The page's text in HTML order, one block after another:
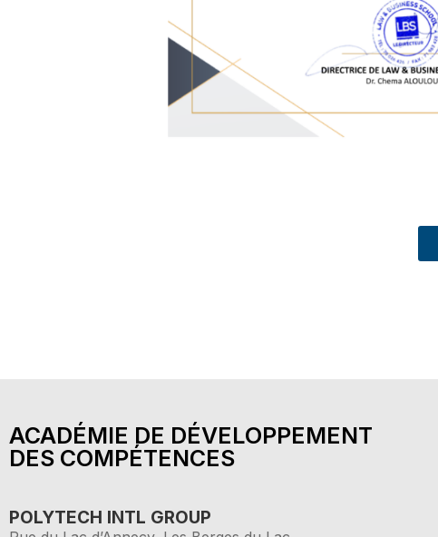
ACADÉMIE DE DÉVELOPPEMENT
DES COMPÉTENCES
POLYTECH INTL GROUP